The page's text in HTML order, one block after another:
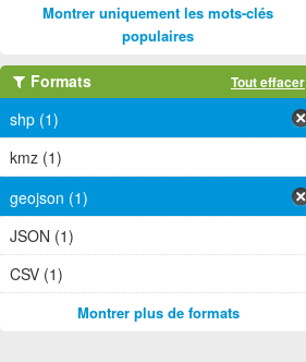
Montrer uniquement les mots-clés
populaires
Formats Tout effacer
shp (1)
kmz (1)
geojson (1)
JSON (1)
CSV (1)
Montrer plus de formats